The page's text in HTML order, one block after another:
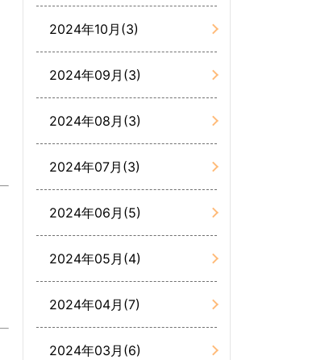
2024年10月(3)
2024年09月(3)
2024年08月(3)
2024年07月(3)
2024年06月(5)
2024年05月(4)
2024年04月(7)
2024年03月(6)